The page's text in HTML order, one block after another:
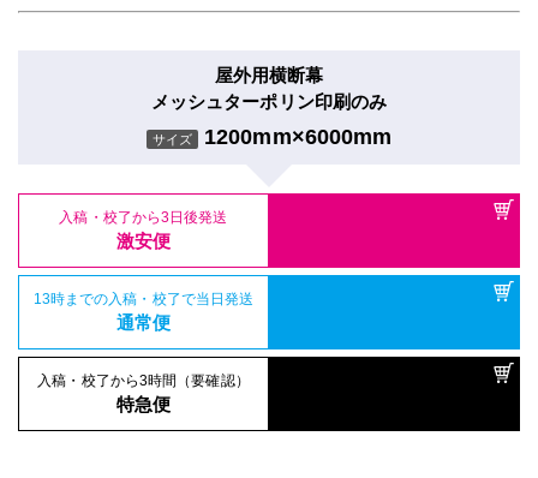
屋外用横断幕
メッシュターポリン印刷のみ
サイズ 1200mm×6000mm
入稿・校了から3日後発送
激安便
13時までの入稿・校了で当日発送
通常便
入稿・校了から3時間（要確認）
特急便